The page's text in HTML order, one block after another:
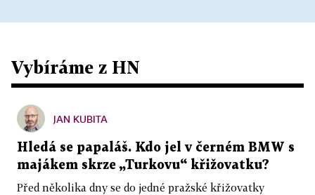
Vybíráme z HN
JAN KUBITA
Hledá se papaláš. Kdo jel v černém BMW s
majákem skrze „Turkovu“ křižovatku?
Před několika dny se do jedné pražské křižovatky